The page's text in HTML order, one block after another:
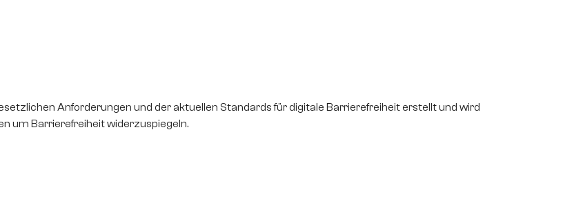
Anforderungen und der aktuellen Standards für digitale Barrierefreiheit erstellt und wird
um Barrierefreiheit widerzuspiegeln.